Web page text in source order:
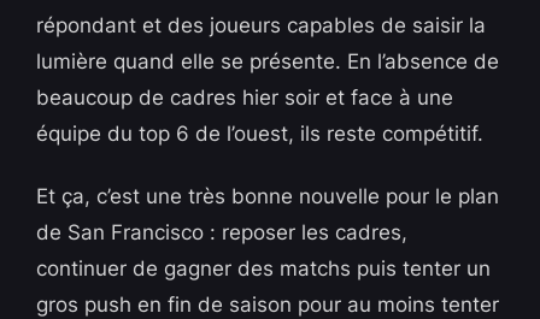
répondant et des joueurs capables de saisir la
lumière quand elle se présente. En l’absence de
beaucoup de cadres hier soir et face à une
équipe du top 6 de l’ouest, ils reste compétitif.
Et ça, c’est une très bonne nouvelle pour le plan
de San Francisco : reposer les cadres,
continuer de gagner des matchs puis tenter un
gros push en fin de saison pour au moins tenter